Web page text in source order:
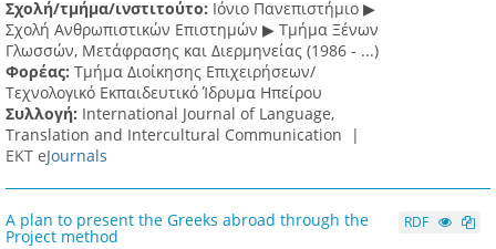
Σχολή/τμήμα/ινστιτούτο: Ιόνιο Πανεπιστήμιο ▶
Σχολή Ανθρωπιστικών Επιστημών ▶ Tμήμα Ξένων
Γλωσσών, Mετάφρασης και Διερμηνείας (1986 - ...)
Φορέας: Τμήμα Διοίκησης Επιχειρήσεων/
Τεχνολογικό Εκπαιδευτικό Ίδρυμα Ηπείρου
Συλλογή: International Journal of Language,
Translation and Intercultural Communication |
ΕΚΤ eJournals
A plan to present the Greeks abroad through the
Project method
RDF